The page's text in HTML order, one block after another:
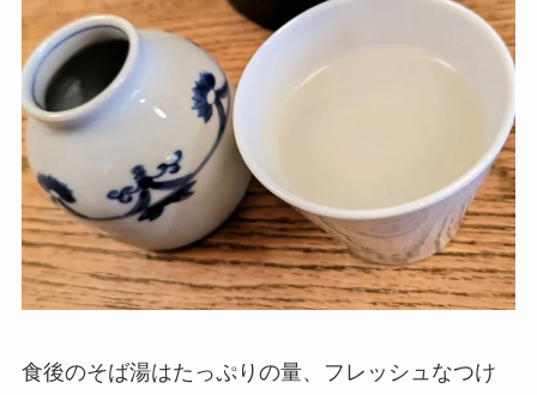
食後のそば湯はたっぷりの量、フレッシュなつけ